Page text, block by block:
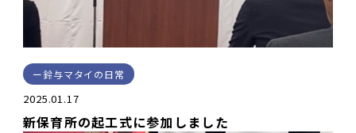
鈴与マタイの日常
2025.01.17
新保育所の起工式に参加しました